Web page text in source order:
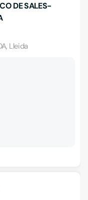
DE SALES-
Lleida